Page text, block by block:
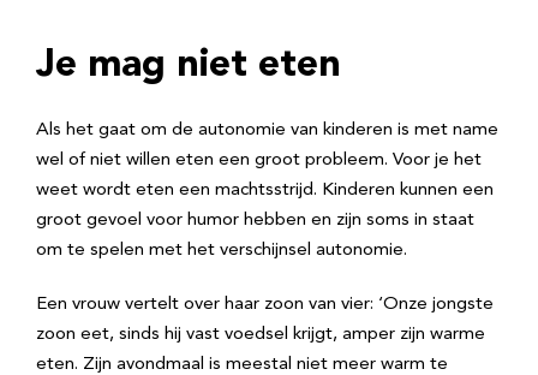
Je mag niet eten
Als het gaat om de autonomie van kinderen is met name
wel of niet willen eten een groot probleem. Voor je het
weet wordt eten een machtsstrijd. Kinderen kunnen een
groot gevoel voor humor hebben en zijn soms in staat
om te spelen met het verschijnsel autonomie.
Een vrouw vertelt over haar zoon van vier: ‘Onze jongste
zoon eet, sinds hij vast voedsel krijgt, amper zijn warme
eten. Zijn avondmaal is meestal niet meer warm te